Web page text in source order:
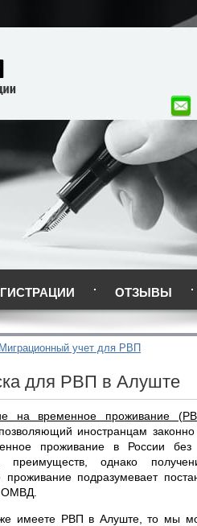
ОТЗЫВЫ
Миграционный учет для РВП
для РВП в Алуште
на временное проживание
иностранцам
проживание в России
преимуществ, однако
проживание подразумевает
ОМВД.
имеете РВП в Алуште, то мы